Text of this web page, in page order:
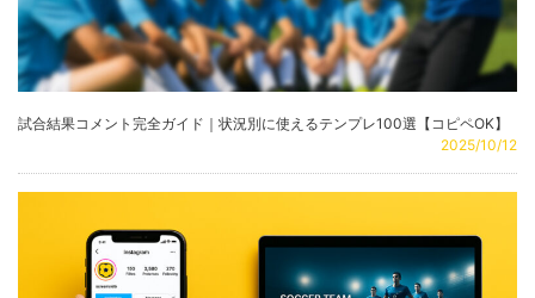
試合結果コメント完全ガイド｜状況別に使えるテンプレ100選【コピペOK】
2025/10/12